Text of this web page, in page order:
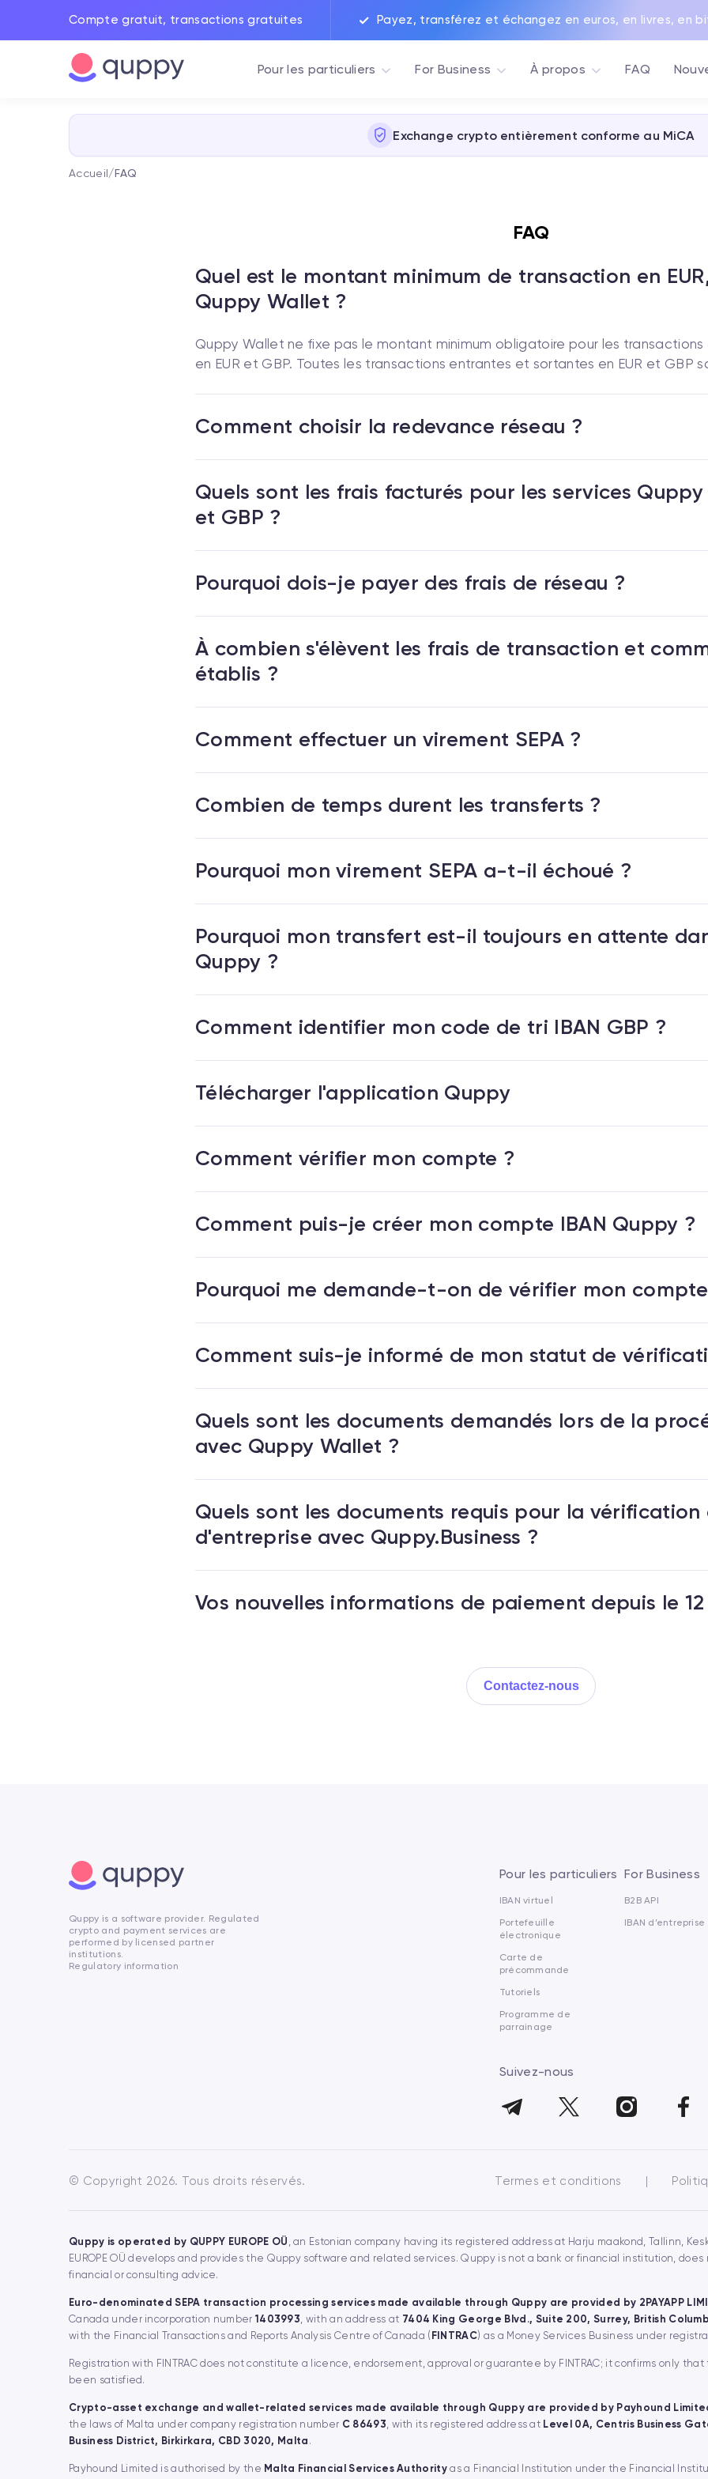
Compte gratuit, transactions gratuites Payez, transférez et échangez en euros, en livres, en
Pour les particuliers For Business À propos FAQ
Exchange crypto entièrement conforme au MiCA
Accueil/FAQ
FAQ
Quel est le montant minimum de transaction en
Quppy Wallet ?
Quppy Wallet ne fixe pas le montant minimum obligatoire pour les
en EUR et GBP. Toutes les transactions entrantes et sortantes en EUR et GBP
Comment choisir la redevance réseau ?
Quels sont les frais facturés pour les services Quppy
et GBP ?
Pourquoi dois-je payer des frais de réseau ?
À combien s'élèvent les frais de transaction et
établis ?
Comment effectuer un virement SEPA ?
Combien de temps durent les transferts ?
Pourquoi mon virement SEPA a-t-il échoué ?
Pourquoi mon transfert est-il toujours en attente
Quppy ?
Comment identifier mon code de tri IBAN GBP ?
Télécharger l'application Quppy
Comment vérifier mon compte ?
Comment puis-je créer mon compte IBAN Quppy ?
Pourquoi me demande-t-on de vérifier mon
Comment suis-je informé de mon statut de
Quels sont les documents demandés lors de la
avec Quppy Wallet ?
Quels sont les documents requis pour la
d'entreprise avec Quppy.Business ?
Vos nouvelles informations de paiement depuis le 12
Contactez-nous
Quppy is a software provider. Regulated
crypto and payment services are
performed by licensed partner
institutions.
Regulatory information
Pour les particuliers
IBAN virtuel
Portefeuille
électronique
Carte de
précommande
Tutoriels
Programme de
parrainage
For Business
B2B API
IBAN d’entreprise
Suivez-nous
© Copyright 2026. Tous droits réservés. Termes et conditions |
Quppy is operated by QUPPY EUROPE OÜ , an Estonian company having its registered address at Harju maakond, Tallinn,
EUROPE OÜ develops and provides the Quppy software and related services. Quppy is not a bank or financial institution,
financial or consulting advice.
Euro-denominated SEPA transaction processing services made available through Quppy are provided by 2PAYAPP
Canada under incorporation number 1403993, with an address at 7404 King George Blvd., Suite 200, Surrey, British
with the Financial Transactions and Reports Analysis Centre of Canada ( FINTRAC) as a Money Services Business under
Registration with FINTRAC does not constitute a licence, endorsement, approval or guarantee by FINTRAC; it confirms only
been satisfied.
Crypto-asset exchange and wallet-related services made available through Quppy are provided by Payhound
the laws of Malta under company registration number C 86493, with its registered address at Level 0A, Centris Business
Business District, Birkirkara, CBD 3020, Malta .
Payhound Limited is authorised by the Malta Financial Services Authority as a Financial Institution under the Financial